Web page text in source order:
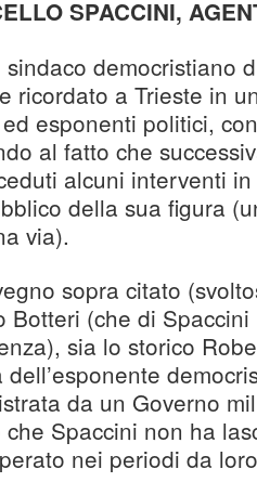
SPACCINI,
democristiano
ricordato a Trieste in
esponenti politici,
al fatto che
alcuni interventi
della sua figura
via).
sopra citato
Botteri (che di
sia lo storico
dell’esponente
da un Governo
Spaccini non ha
nei periodi da